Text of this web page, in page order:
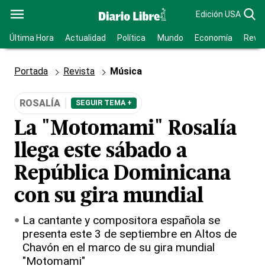
Edición USA
Última Hora Actualidad Política Mundo Economía
Portada Revista Música
ROSALÍA SEGUIR TEMA +
La "Motomami" Rosalía
llega este sábado a
República Dominicana
con su gira mundial
La cantante y compositora española se
presenta este 3 de septiembre en Altos de
Chavón en el marco de su gira mundial
"Motomami"